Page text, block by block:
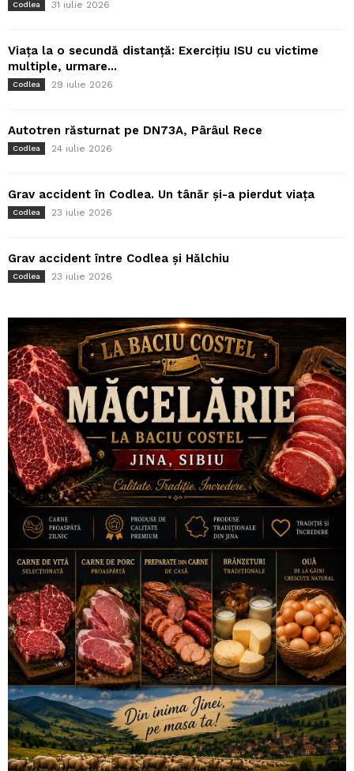
Codlea 31 iulie 2026
Viața la o secundă distanță: Exercițiu ISU cu victime
multiple, urmare...
Codlea 29 iulie 2026
Autotren răsturnat pe DN73A, Pârâul Rece
Codlea 24 iulie 2026
Grav accident în Codlea. Un tânăr și-a pierdut viața
Codlea 23 iulie 2026
Grav accident între Codlea și Hălchiu
Codlea 23 iulie 2026